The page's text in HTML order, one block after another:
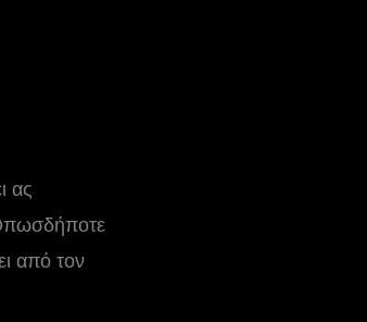
ας
Οπωσδήποτε
από τον